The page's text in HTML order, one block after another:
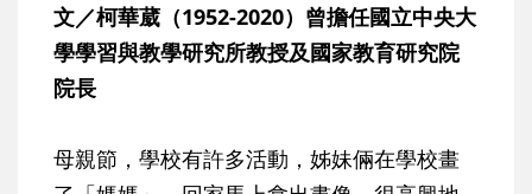
文／柯華葳（1952-2020）曾擔任國立中央大
學學習與教學研究所教授及國家教育研究院
院長
母親節，學校有許多活動，姊妹倆在學校畫